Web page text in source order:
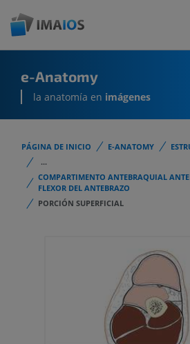
e-Anatomy
la anatomía en imágenes
PÁGINA DE INICIO E-ANATOMY
...
COMPARTIMENTO ANTEBRAQUIAL
FLEXOR DEL ANTEBRAZO
PORCIÓN SUPERFICIAL